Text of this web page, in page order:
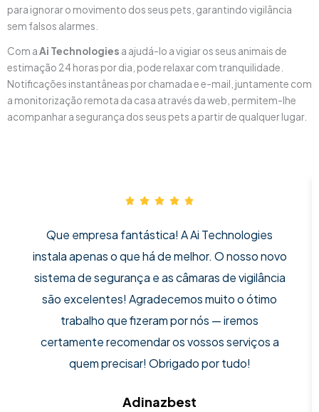
para ignorar o movimento dos seus pets, garantindo vigilância
sem falsos alarmes.
Com aAi Technologies a ajudá-lo a vigiar os seus animais de
estimação 24 horas por dia, pode relaxar com tranquilidade.
Notificações instantâneas por chamada e e-mail, juntamente com
a monitorização remota da casa através da web, permitem-lhe
acompanhar a segurança dos seus pets a partir de qualquer lugar.
Que empresa fantástica! A Ai Technologies
instala apenas o que há de melhor. O nosso novo
sistema de segurança e as câmaras de vigilância
são excelentes! Agradecemos muito o ótimo
trabalho que fizeram por nós — iremos
certamente recomendar os vossos serviços a
quem precisar! Obrigado por tudo!
Adinazbest